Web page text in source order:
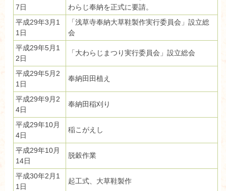
7日
わらじ奉納を正式に要請。
平成29年3月1
1日
「浅草寺奉納大草鞋製作実行委員会」設立総
会
平成29年5月1
2日
「大わらじまつり実行委員会」設立総会
平成29年5月2
1日
奉納田田植え
平成29年9月2
4日
奉納田稲刈り
平成29年10月
4日
稲こがえし
平成29年10月
14日
脱穀作業
平成30年2月1
1日
起工式、大草鞋製作